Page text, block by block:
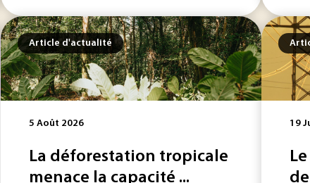
Article d'actualité
5 Août 2026
La déforestation tropicale
menace la capacité ...
19